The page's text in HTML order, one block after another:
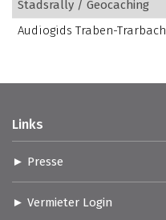
Stadsrally / Geocaching
Audiogids Traben-Trarbach
Links
Presse
Vermieter Login